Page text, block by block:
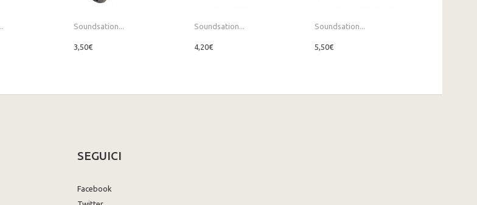
Soundsation...
3,50€
Soundsation...
4,20€
Soundsation...
5,50€
SEGUICI
Facebook